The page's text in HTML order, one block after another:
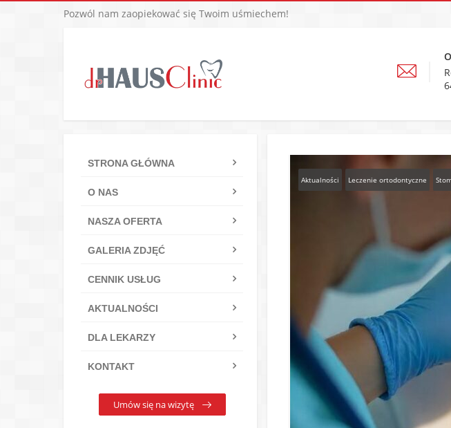
Pozwól nam zaopiekować się Twoim uśmiechem!
STRONA GŁÓWNA
O NAS
NASZA OFERTA
GALERIA ZDJĘĆ
CENNIK USŁUG
AKTUALNOŚCI
DLA LEKARZY
KONTAKT
Umów się na wizytę
Aktualności Leczenie ortodontyczne